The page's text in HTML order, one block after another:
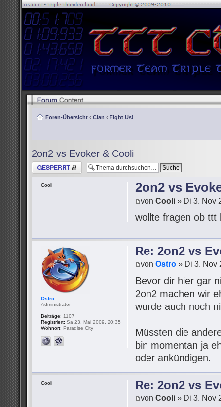
Foren-Übersicht ‹ Clan ‹ Fight Us!
2on2 vs Evoker & Cooli
Thema gesperrt
2on2 vs
vonCooli » Di 3. Nov
wollte fragen ob ttt
Cooli
Re: 2on2 vs
vonOstro » Di 3. Nov
Bevor dir hier gar
2on2 machen wir
wurde auch noch
Müssten die
bin momentan ja
oder ankündigen.
Ostro
Administrator
Beiträge: 1107
Registriert: Sa 23. Mai 2009, 20:35
Wohnort: Paradise City
Re: 2on2 vs
vonCooli » Di 3. Nov
Cooli